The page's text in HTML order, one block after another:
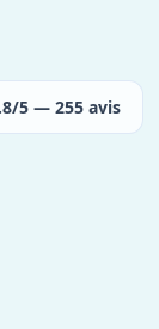
5 — 255 avis